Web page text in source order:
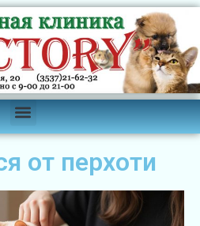
от перхоти